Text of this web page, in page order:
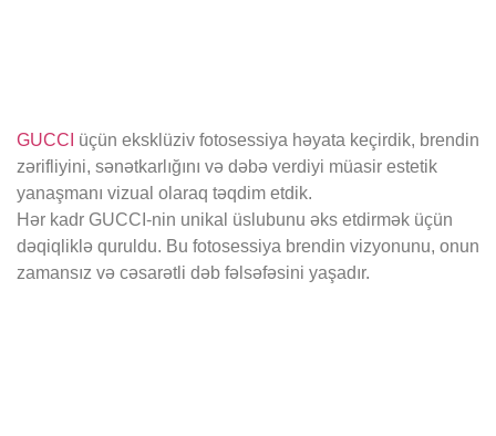
GUCCI üçün eksklüziv fotosessiya həyata keçirdik, brendin
zərifliyini, sənətkarlığını və dəbə verdiyi müasir estetik
yanaşmanı vizual olaraq təqdim etdik.
Hər kadr GUCCI-nin unikal üslubunu əks etdirmək üçün
dəqiqliklə quruldu. Bu fotosessiya brendin vizyonunu, onun
zamansız və cəsarətli dəb fəlsəfəsini yaşadır.